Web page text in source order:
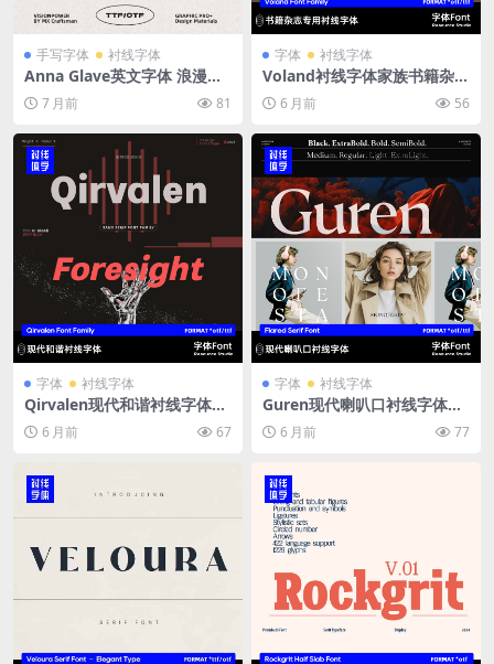
手写字体 衬线字体
Anna Glave英文字体 浪漫衬
线手写体组合套装OTF/TTF 婚
礼奢侈品品牌标志杂志排版设
7 月前 81
字体 衬线字体
Voland衬线字体家族书籍杂志
排版专用10款含斜体古典巴斯
克维尔风格现代字库
6 月前 56
字体 衬线字体
Qirvalen现代和谐衬线字体家
族可变字体多语言支持品牌标
志包装杂志标题设计字库
6 月前 67
字体 衬线字体
Guren现代喇叭口衬线字体家
族16样式8字重含斜体高可读
性标题品牌设计PS/AI字库
6 月前 77